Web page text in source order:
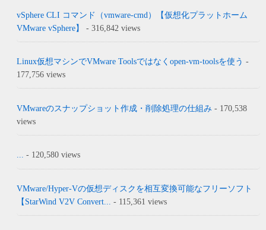
vSphere CLI コマンド（vmware-cmd）【仮想化プラットホーム
VMware vSphere】
- 316,842 views
Linux仮想マシンでVMware Toolsではなくopen-vm-toolsを使う -
177,756 views
VMwareのスナップショット作成・削除処理の仕組み - 170,538
views
... - 120,580 views
VMware/Hyper-Vの仮想ディスクを相互変換可能なフリーソフト
【StarWind V2V Convert...
- 115,361 views